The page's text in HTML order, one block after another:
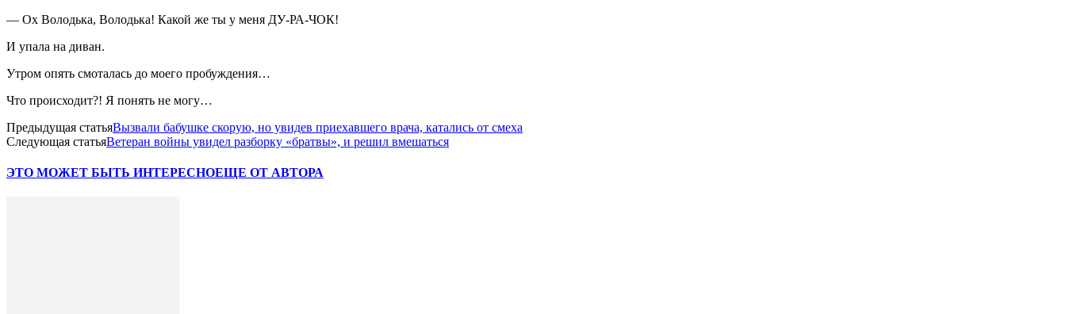
— Ох Володька, Володька! Какой же ты у меня ДУ-РА-ЧОК!
И упала на диван.
Утром опять смоталась до моего пробуждения…
Что происходит?! Я понять не могу…
Предыдущая статьяВызвали бабушке скорую, но увидев приехавшего врача, катались от смеха
Следующая статьяВетеран войны увидел разборку «братвы», и решил вмешаться
ЭТО МОЖЕТ БЫТЬ ИНТЕРЕСНОЕЩЕ ОТ АВТОРА